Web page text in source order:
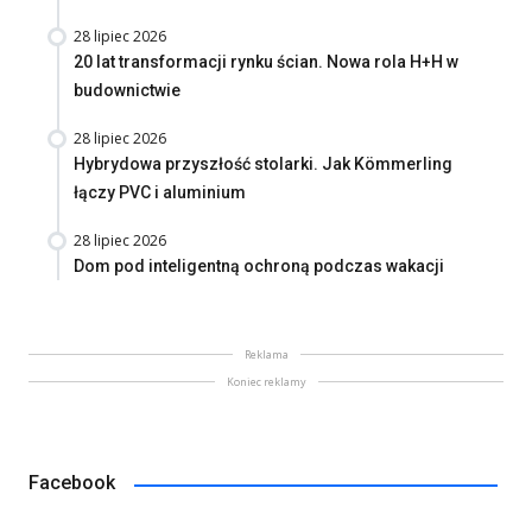
28 lipiec 2026
20 lat transformacji rynku ścian. Nowa rola H+H w
budownictwie
28 lipiec 2026
Hybrydowa przyszłość stolarki. Jak Kömmerling
łączy PVC i aluminium
28 lipiec 2026
Dom pod inteligentną ochroną podczas wakacji
Reklama
Koniec reklamy
Facebook